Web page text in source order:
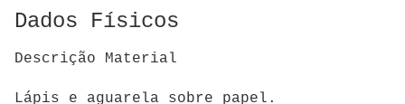
Dados Físicos
Descrição Material
Lápis e aguarela sobre papel.